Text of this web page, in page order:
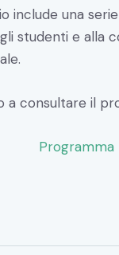
include una
studenti e alla
a consultare il
Programma